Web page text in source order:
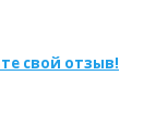
свой отзыв!